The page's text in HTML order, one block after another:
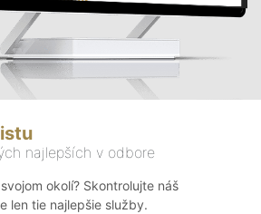
najlepších v odbore
okolí? Skontrolujte náš
len tie najlepšie služby.